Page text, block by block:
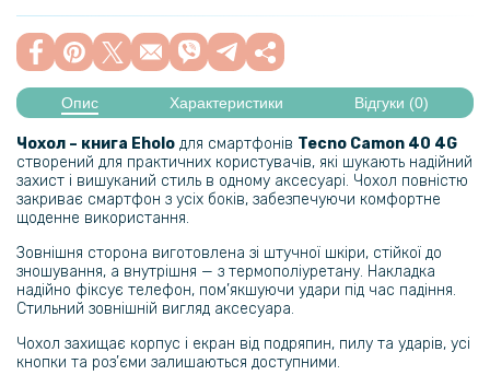
93 грн
109 грн
Захисне скло Tempered Glass 3D для Tecno Camon 40 на задню
144 грн
169 грн
Захисне скло з рамкою CD Pattern для Tecno Camon 40 на задню
камеру
254 грн
299 грн
Опис Характеристики Відгуки (0)
Чохол – книга Eholo для смартфонів Tecno Camon 40 4G
створений для практичних користувачів, які шукають надійний
захист і вишуканий стиль в одному аксесуарі. Чохол повністю
закриває смартфон з усіх боків, забезпечуючи комфортне
щоденне використання.
Зовнішня сторона виготовлена зі штучної шкіри, стійкої до
зношування, а внутрішня — з термополіуретану. Накладка
надійно фіксує телефон, пом’якшуючи удари під час падіння.
Стильний зовнішній вигляд аксесуара.
Чохол захищає корпус і екран від подряпин, пилу та ударів, усі
кнопки та роз’єми залишаються доступними.